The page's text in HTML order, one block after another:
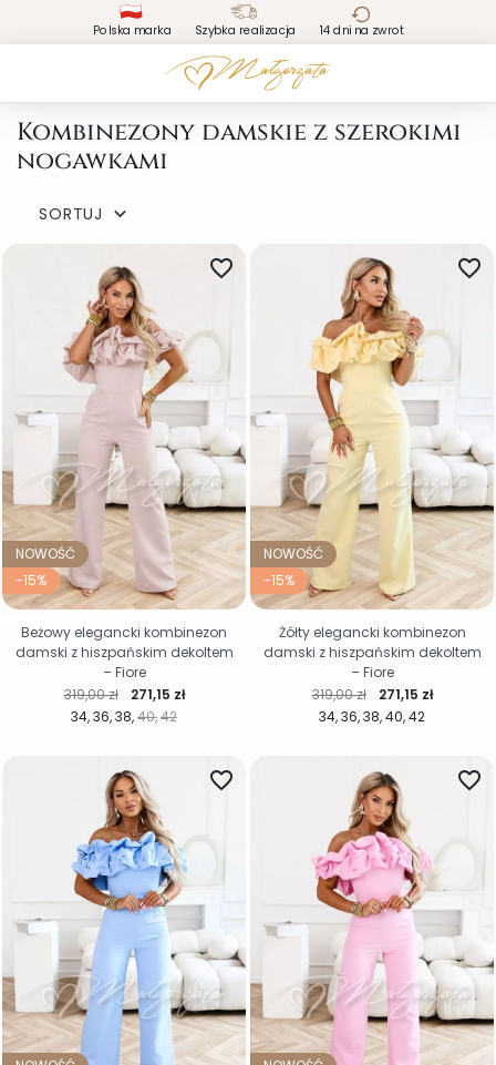
Polska marka Szybka realizacja 14 dni na zwrot
Kombinezony damskie z szerokimi
nogawkami
SORTUJ 
NOWOŚĆ
-15%
34 36 38 40 42
favorite_border
Cena regularna
319,00 zł Cena
271,15 zł
Beżowy elegancki kombinezon
damski z hiszpańskim dekoltem
– Fiore
NOWOŚĆ
-15%
34 36 38 40 42
favorite_border
Cena regularna
319,00 zł Cena
271,15 zł
Żółty elegancki kombinezon
damski z hiszpańskim dekoltem
– Fiore
favorite_border favorite_border